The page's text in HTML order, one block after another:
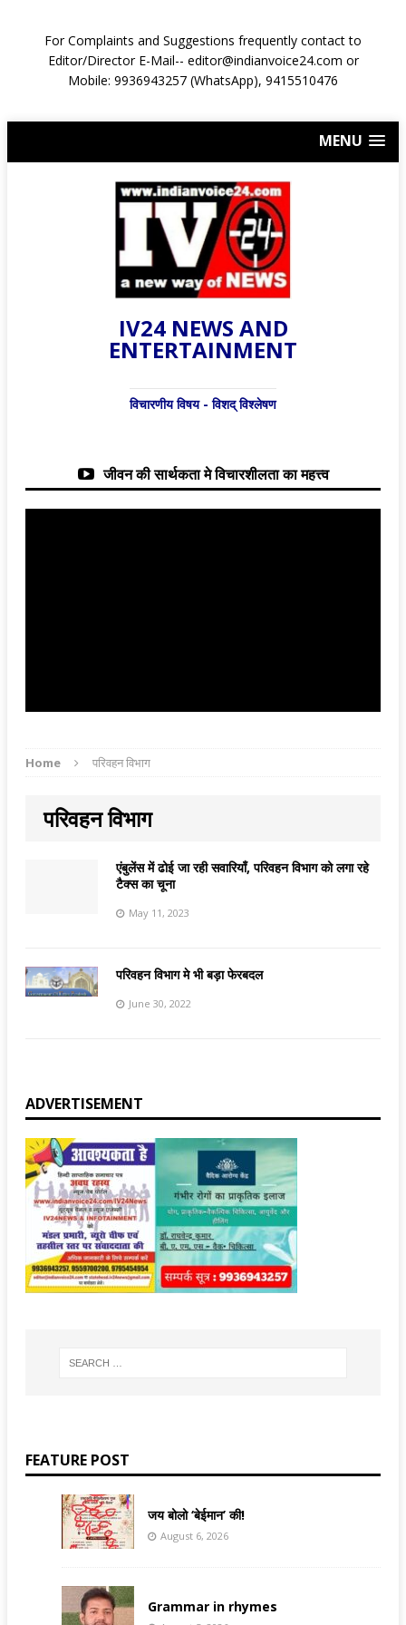
For Complaints and Suggestions frequently contact to
Editor/Director E-Mail-- editor@indianvoice24.com or
Mobile: 9936943257 (WhatsApp), 9415510476
MENU
IV24 NEWS AND
ENTERTAINMENT
विचारणीय विषय - विशद् विश्लेषण
जीवन की सार्थकता मे विचारशीलता का महत्त्व
Home परिवहन विभाग
परिवहन विभाग
एंबुलेंस में ढोई जा रही सवारियाँ, परिवहन विभाग को लगा रहे
टैक्स का चूना
May 11, 2023
परिवहन विभाग मे भी बड़ा फेरबदल
June 30, 2022
ADVERTISEMENT
FEATURE POST
जय बोलो ‘बेईमान’ की!
August 6, 2026
Grammar in rhymes